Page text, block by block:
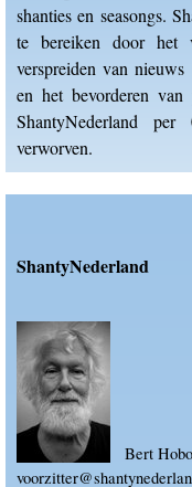
shanties en seasongs.
te bereiken door het
verspreiden van
en het bevorderen van
ShantyNederland
verworven.
ShantyNederland
Bert